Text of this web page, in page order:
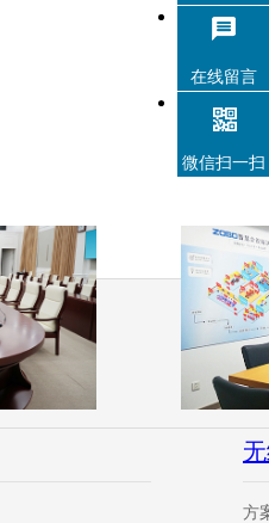
方
在线留言
微信扫一扫